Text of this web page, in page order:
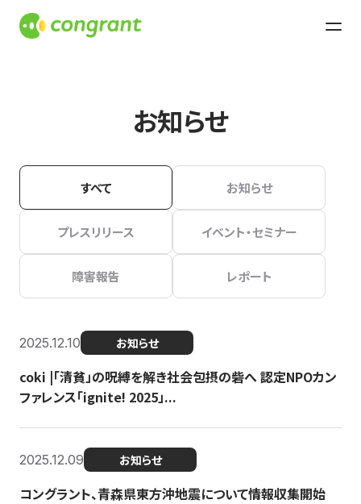
お知らせ
すべて お知らせ
プレスリリース イベント・セミナー
障害報告 レポート
2025.12.10 お知らせ
coki |「清貧」の呪縛を解き社会包摂の砦へ 認定NPOカン
ファレンス「ignite! 2025」...
2025.12.09 お知らせ
コングラント、青森県東方沖地震について情報収集開始